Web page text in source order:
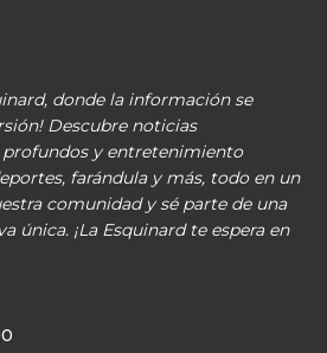
donde la información se
Descubre noticias
profundos y entretenimiento
farándula y más, todo en un
comunidad y sé parte de una
única. ¡La Esquinard te espera en